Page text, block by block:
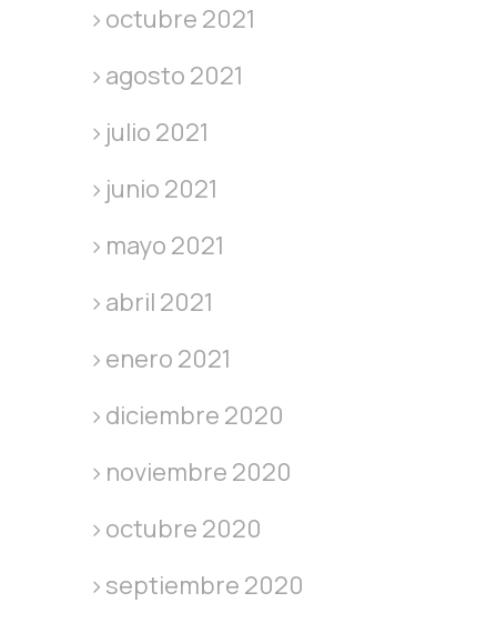
octubre 2021
agosto 2021
julio 2021
junio 2021
mayo 2021
abril 2021
enero 2021
diciembre 2020
noviembre 2020
octubre 2020
septiembre 2020